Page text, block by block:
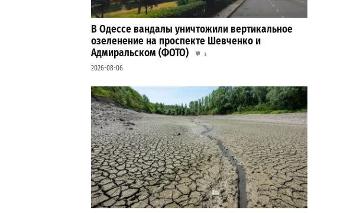
В Одессе вандалы уничтожили вертикальное
озеленение на проспекте Шевченко и
Адмиральском (ФОТО)
3
2026-08-06